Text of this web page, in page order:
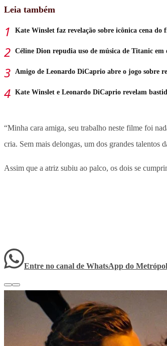
Leia também
Kate Winslet faz revelação sobre icônica cena do
Céline Dion repudia uso de música de Titanic
Amigo de Leonardo DiCaprio abre o jogo sobre
Kate Winslet e Leonardo DiCaprio revelam
“Minha cara amiga, seu trabalho neste filme foi
cria. Sem mais delongas, um dos grandes talentos
Assim que a atriz subiu ao palco, os dois se
Entre no canal de WhatsApp do